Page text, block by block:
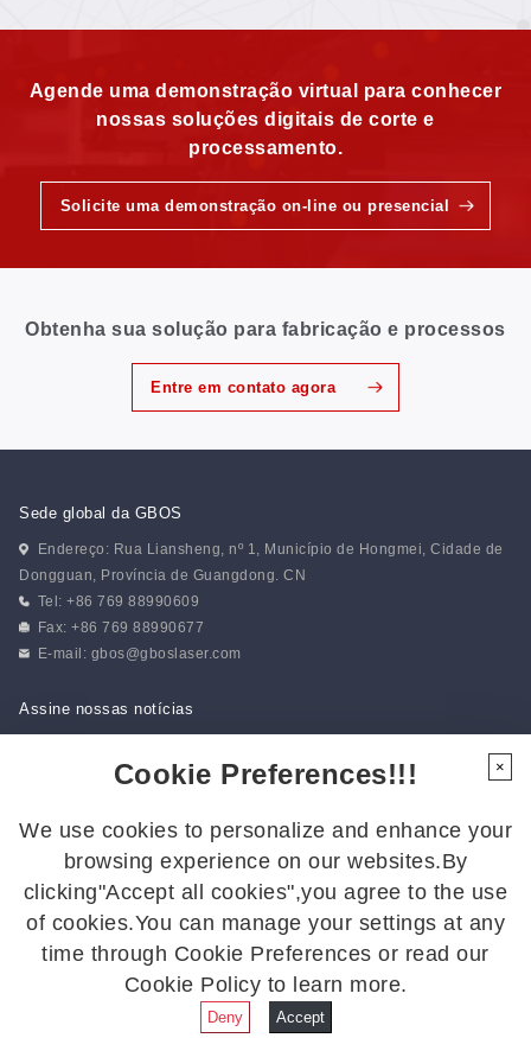
Agende uma demonstração virtual para conhecer
nossas soluções digitais de corte e
processamento.
Solicite uma demonstração on-line ou presencial
Obtenha sua solução para fabricação e processos
Entre em contato agora
Sede global da GBOS
Endereço: Rua Liansheng, nº 1, Município de Hongmei, Cidade de
Dongguan, Província de Guangdong. CN
Tel: +86 769 88990609
Fax: +86 769 88990677
E-mail: gbos@gboslaser.com
Assine nossas notícias
Siga-nos para ficar por dentro das últimas novidades:
© 2026 GBOS. Todos os direitos reservados.Política de
Mapa do site
Cookie Preferences!!!
We use cookies to personalize and enhance your
browsing experience on our websites.By
clicking"Accept all cookies",you agree to the use
of cookies.You can manage your settings at any
time through Cookie Preferences or read our
Cookie Policy to learn more.
×
Deny Accept